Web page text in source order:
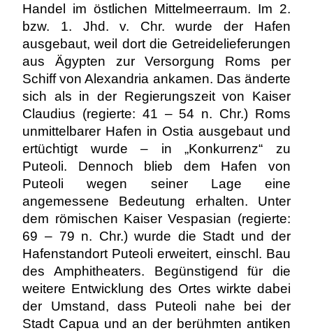
Handel im östlichen Mittelmeerraum. Im 2.
bzw. 1. Jhd. v. Chr. wurde der Hafen
ausgebaut, weil dort die Getreidelieferungen
aus Ägypten zur Versorgung Roms per
Schiff von Alexandria ankamen. Das änderte
sich als in der Regierungszeit von Kaiser
Claudius (regierte: 41 – 54 n. Chr.) Roms
unmittelbarer Hafen in Ostia ausgebaut und
ertüchtigt wurde – in „Konkurrenz“ zu
Puteoli. Dennoch blieb dem Hafen von
Puteoli wegen seiner Lage eine
angemessene Bedeutung erhalten. Unter
dem römischen Kaiser Vespasian (regierte:
69 – 79 n. Chr.) wurde die Stadt und der
Hafenstandort Puteoli erweitert, einschl. Bau
des Amphitheaters. Begünstigend für die
weitere Entwicklung des Ortes wirkte dabei
der Umstand, dass Puteoli nahe bei der
Stadt Capua und an der berühmten antiken